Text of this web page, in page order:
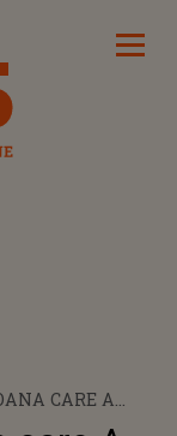
CARE A
VORBEASCĂ